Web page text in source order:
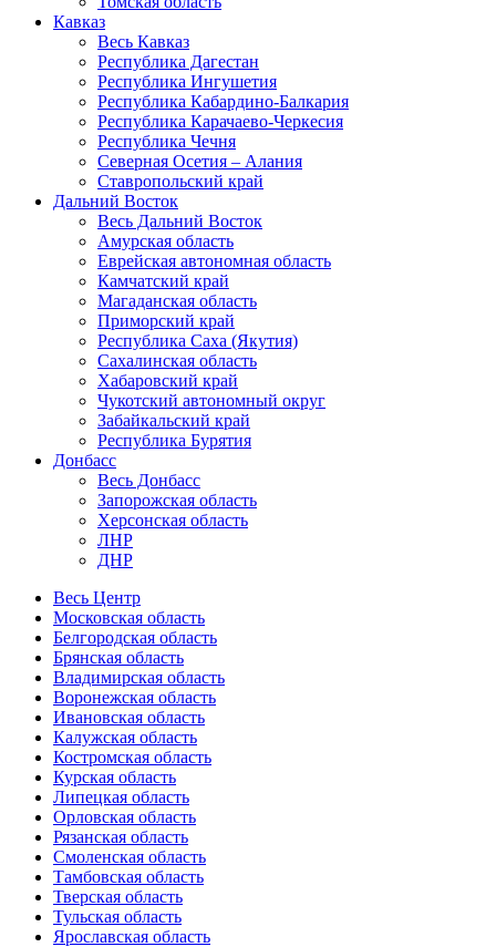
Кавказ
Весь Кавказ
Республика Дагестан
Республика Ингушетия
Республика Кабардино-Балкария
Республика Карачаево-Черкесия
Республика Чечня
Северная Осетия – Алания
Ставропольский край
Дальний Восток
Весь Дальний Восток
Амурская область
Еврейская автономная область
Камчатский край
Магаданская область
Приморский край
Республика Саха (Якутия)
Сахалинская область
Хабаровский край
Чукотский автономный округ
Забайкальский край
Республика Бурятия
Донбасс
Весь Донбасс
Запорожская область
Херсонская область
ЛНР
ДНР
Весь Центр
Московская область
Белгородская область
Брянская область
Владимирская область
Воронежская область
Ивановская область
Калужская область
Костромская область
Курская область
Липецкая область
Орловская область
Рязанская область
Смоленская область
Тамбовская область
Тверская область
Тульская область
Ярославская область